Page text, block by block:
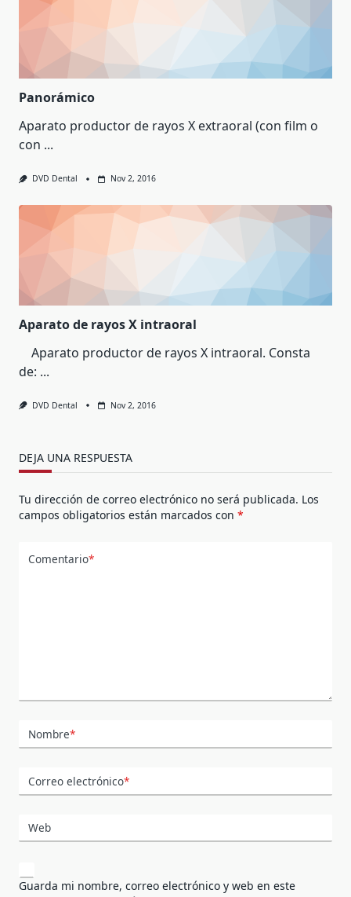
Panorámico
Aparato productor de rayos X extraoral (con film o
con ...
DVD Dental Nov 2, 2016
Aparato de rayos X intraoral
Aparato productor de rayos X intraoral. Consta
de: ...
DVD Dental Nov 2, 2016
DEJA UNA RESPUESTA
Tu dirección de correo electrónico no será publicada. Los
campos obligatorios están marcados con *
Comentario*
Nombre*
Correo electrónico*
Web
Guarda mi nombre, correo electrónico y web en este